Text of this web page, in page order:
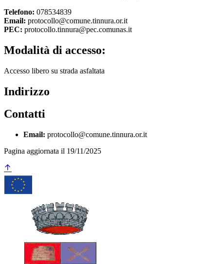
Telefono: 078534839
Email: protocollo@comune.tinnura.or.it
PEC: protocollo.tinnura@pec.comunas.it
Modalità di accesso:
Accesso libero su strada asfaltata
Indirizzo
Contatti
Email: protocollo@comune.tinnura.or.it
Pagina aggiornata il 19/11/2025